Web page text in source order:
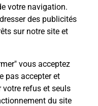
votre navigation.
des publicités
sur notre site et
vous acceptez
pas accepter et
refus et seuls
du site
?